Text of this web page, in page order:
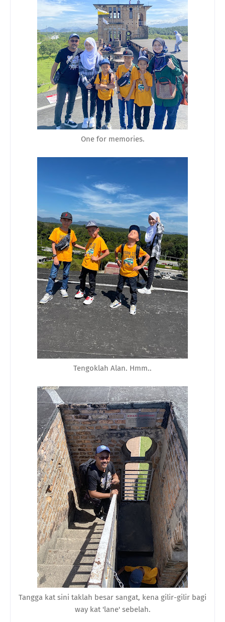
One for memories.
Tengoklah Alan. Hmm..
Tangga kat sini taklah besar sangat, kena gilir-gilir bagi
way kat 'lane' sebelah.